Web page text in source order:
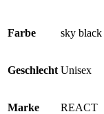
Farbe sky black
Geschlecht Unisex
Marke REACT